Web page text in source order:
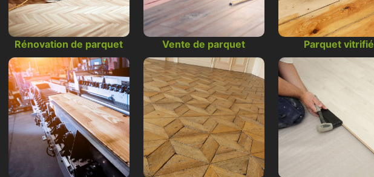
Rénovation de parquet Vente de parquet Parquet vitrifié